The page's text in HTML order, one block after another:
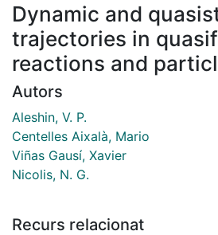
Dynamic and
trajectories in
reactions and
Autors
Aleshin, V. P.
Centelles Aixalà, Mario
Viñas Gausí, Xavier
Nicolis, N. G.
Recurs relacionat